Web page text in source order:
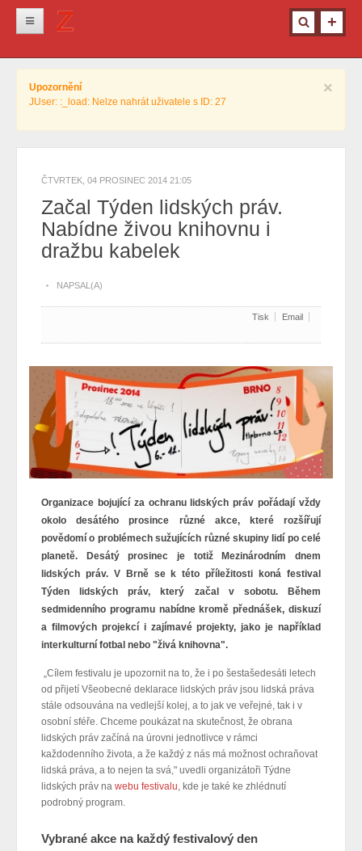
Krimi
Info z města
Pro ženy
Ostatní
×
Upozornění
JUser: :_load: Nelze nahrát uživatele s ID: 27
ČTVRTEK, 04 PROSINEC 2014 21:05
Začal Týden lidských práv.
Nabídne živou knihovnu i
dražbu kabelek
NAPSAL(A)
Tisk Email
Organizace bojující za ochranu lidských práv pořádají vždy
okolo desátého prosince různé akce, které rozšířují
povědomí o problémech sužujících různé skupiny lidí po celé
planetě. Desátý prosinec je totiž Mezinárodním dnem
lidských práv. V Brně se k této příležitosti koná festival
Týden lidských práv, který začal v sobotu. Během
sedmidenního programu nabídne kromě přednášek, diskuzí
a filmových projekcí i zajímavé projekty, jako je například
interkulturní fotbal nebo "živá knihovna".
„Cílem festivalu je upozornit na to, že i po šestašedesáti letech
od přijetí Všeobecné deklarace lidských práv jsou lidská práva
stále odsouvána na vedlejší kolej, a to jak ve veřejné, tak i v
osobní sféře. Chceme poukázat na skutečnost, že obrana
lidských práv začíná na úrovni jednotlivce v rámci
každodenního života, a že každý z nás má možnost ochraňovat
lidská práva, a to nejen ta svá," uvedli organizátoři Týdne
lidských práv na webu festivalu, kde je také ke zhlédnutí
podrobný program.
Vybrané akce na každý festivalový den